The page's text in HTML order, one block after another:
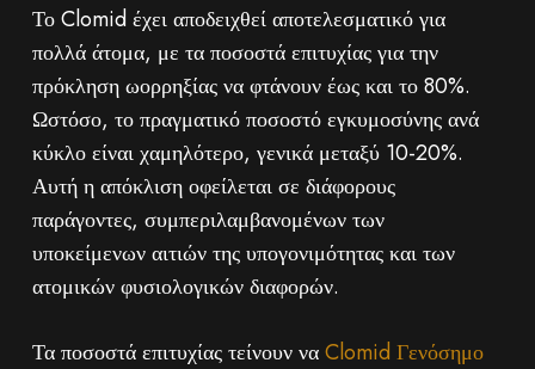
Το Clomid έχει αποδειχθεί αποτελεσματικό για
πολλά άτομα, με τα ποσοστά επιτυχίας για την
πρόκληση ωορρηξίας να φτάνουν έως και το 80%.
Ωστόσο, το πραγματικό ποσοστό εγκυμοσύνης ανά
κύκλο είναι χαμηλότερο, γενικά μεταξύ 10-20%.
Αυτή η απόκλιση οφείλεται σε διάφορους
παράγοντες, συμπεριλαμβανομένων των
υποκείμενων αιτιών της υπογονιμότητας και των
ατομικών φυσιολογικών διαφορών.
Τα ποσοστά επιτυχίας τείνουν ναClomid Γενόσημο